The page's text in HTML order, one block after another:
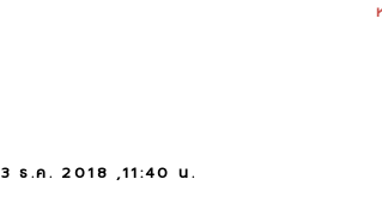
3 ธ.ค. 2018 ,11:40 น.